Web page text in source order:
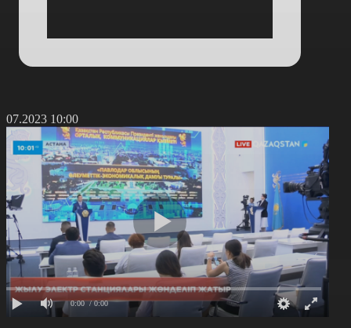
10:00
0:00 / 0:00